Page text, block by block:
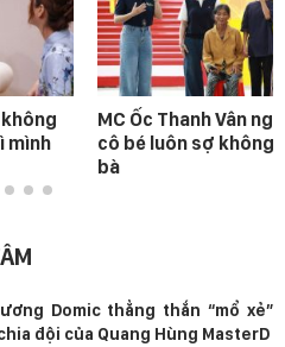
mình
MC Ốc Thanh Vân
cô bé luôn sợ không
bà
Domic thẳng thắn “mổ xẻ”
đội của Quang Hùng MasterD